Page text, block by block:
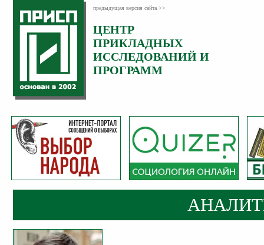
предыдущая версия сайта >>
ЦЕНТР
ПРИКЛАДНЫХ
ИССЛЕДОВАНИЙ И
ПРОГРАММ
Категория:
Аналитика